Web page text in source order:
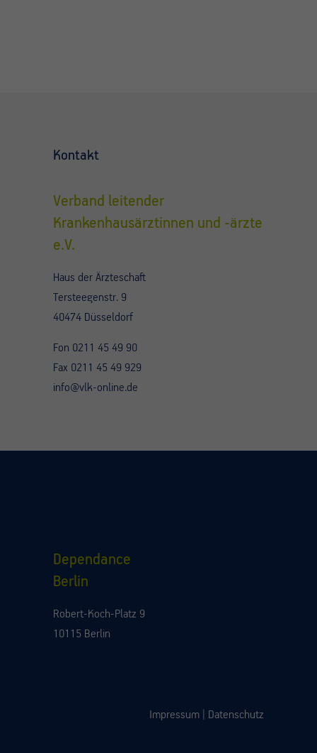
Kontakt
Verband leitender
Krankenhausärztinnen und -ärzte
e.V.
Haus der Ärzteschaft
Tersteegenstr. 9
40474 Düsseldorf
Fon 0211 45 49 90
Fax 0211 45 49 929
info@vlk-online.de
Dependance
Berlin
Robert-Koch-Platz 9
10115 Berlin
Impressum Datenschutz